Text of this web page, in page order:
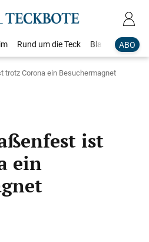
ABO
Rund um die Teck Blaulicht
Corona ein Besuchermagnet
ist
ein